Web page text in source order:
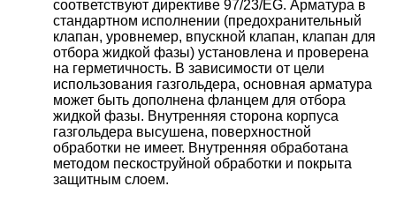
соответствуют директиве 97/23/EG. Арматура в
стандартном исполнении (предохранительный
клапан, уровнемер, впускной клапан, клапан для
отбора жидкой фазы) установлена и проверена
на герметичность. В зависимости от цели
использования газгольдера, основная арматура
может быть дополнена фланцем для отбора
жидкой фазы. Внутренняя сторона корпуса
газгольдера высушена, поверхностной
обработки не имеет. Внутренняя обработана
методом пескоструйной обработки и покрыта
защитным слоем.